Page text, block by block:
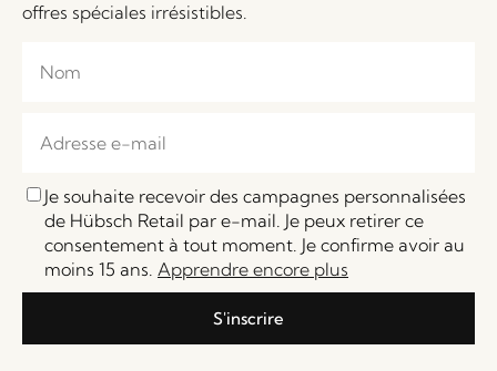
offres spéciales irrésistibles.
Je souhaite recevoir des campagnes personnalisées
de Hübsch Retail par e-mail. Je peux retirer ce
consentement à tout moment. Je confirme avoir au
moins 15 ans. Apprendre encore plus
S'inscrire